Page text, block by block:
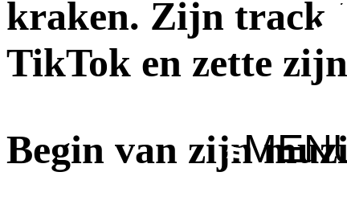
kraken. Zijn track
TikTok en zette
Begin van zijn